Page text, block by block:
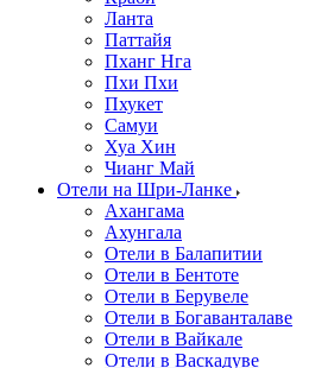
Ланта
Паттайя
Пханг Нга
Пхи Пхи
Пхукет
Самуи
Хуа Хин
Чианг Май
Отели на Шри-Ланке
Ахангама
Ахунгала
Отели в Балапитии
Отели в Бентоте
Отели в Берувеле
Отели в Богаванталаве
Отели в Вайкале
Отели в Васкадуве